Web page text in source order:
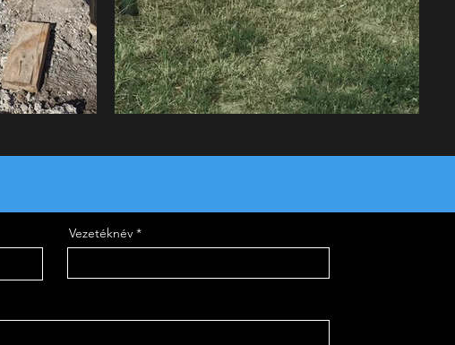
Vezetéknév